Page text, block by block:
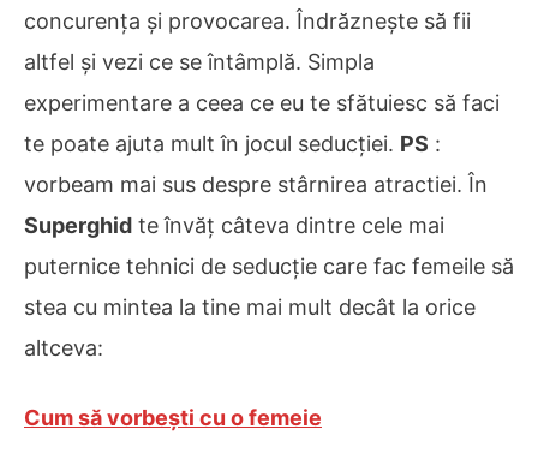
concurența și provocarea. Îndrăznește să fii
altfel și vezi ce se întâmplă. Simpla
experimentare a ceea ce eu te sfătuiesc să faci
te poate ajuta mult în jocul seducției. PS :
vorbeam mai sus despre stârnirea atractiei. În
Superghid te învăț câteva dintre cele mai
puternice tehnici de seducție care fac femeile să
stea cu mintea la tine mai mult decât la orice
altceva:
Cum să vorbești cu o femeie